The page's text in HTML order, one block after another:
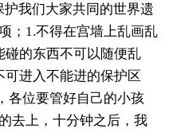
我们大家共同的世界遗
；1.不得在宫墙上乱画乱
碰的东西不可以随便乱
可进入不能进的保护区
各位要管好自己的小孩
去上，十分钟之后，我